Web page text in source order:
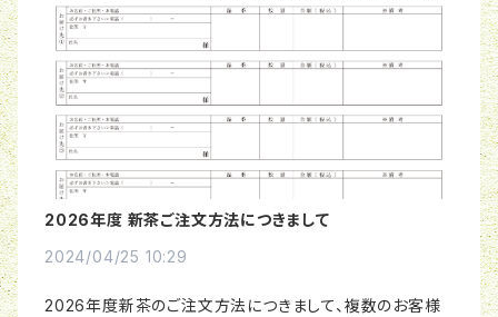
2026年度 新茶ご注文方法につきまして
2024/04/25 10:29
2026年度新茶のご注文方法につきまして、複数のお客様